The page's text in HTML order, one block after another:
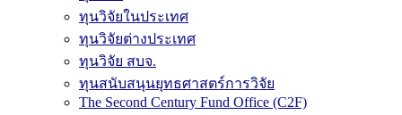
ทุนวิจัยในประเทศ
ทุนวิจัยต่างประเทศ
ทุนวิจัย สบจ.
ทุนสนับสนุนยุทธศาสตร์การวิจัย
The Second Century Fund Office (C2F)